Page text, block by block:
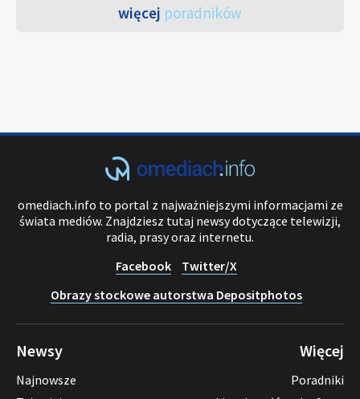
więcej poradników
omediach.info to portal z najważniejszymi informacjami ze
świata mediów. Znajdziesz tutaj newsy dotyczące telewizji,
radia, prasy oraz internetu.
Facebook
Twitter/X
Obrazy stockowe autorstwa Depositphotos
Newsy
Najnowsze
Więcej
Poradniki